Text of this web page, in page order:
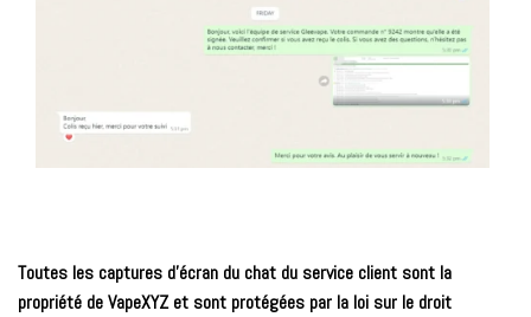
Toutes les captures d'écran du chat du service client sont la
propriété de VapeXYZ et sont protégées par la loi sur le droit